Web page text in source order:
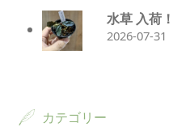
水草 入荷！
2026-07-31
カテゴリー